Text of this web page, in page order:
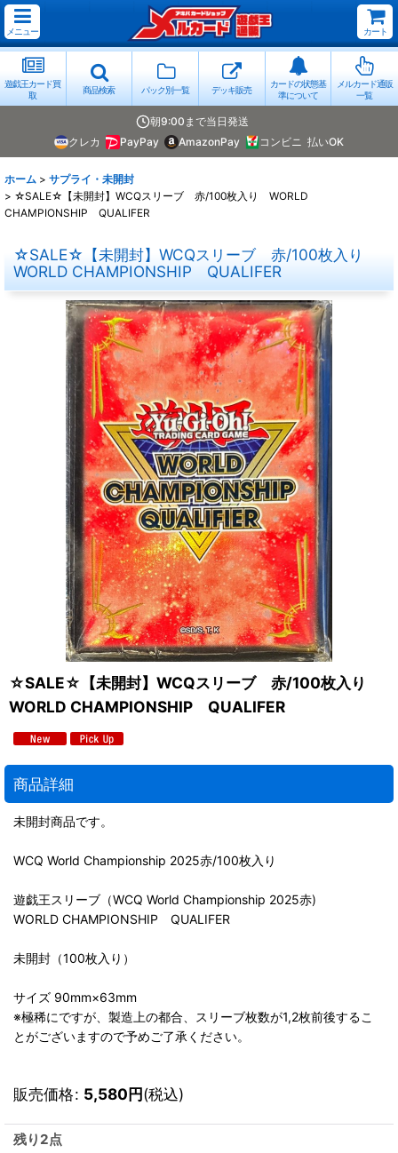
メニュー カート
遊戯王カード買
取
商品検索 パック別一覧 デッキ販売
カードの状態基
準について
メルカード通販
一覧
朝9:00まで当日発送
クレカ
PayPay AmazonPay コンビニ 払いOK
ホーム > サプライ・未開封
> ☆SALE☆【未開封】WCQスリーブ 赤/100枚入り WORLD
CHAMPIONSHIP QUALIFER
☆SALE☆【未開封】WCQスリーブ 赤/100枚入り
WORLD CHAMPIONSHIP QUALIFER
☆SALE☆【未開封】WCQスリーブ 赤/100枚入り
WORLD CHAMPIONSHIP QUALIFER
商品詳細
未開封商品です。
WCQ World Championship 2025赤/100枚入り
遊戯王スリーブ（WCQ World Championship 2025赤)
WORLD CHAMPIONSHIP QUALIFER
未開封（100枚入り）
サイズ 90mm×63mm
※極稀にですが、製造上の都合、スリーブ枚数が1,2枚前後するこ
とがございますので予めご了承ください。
販売価格: 5,580円(税込)
残り2点